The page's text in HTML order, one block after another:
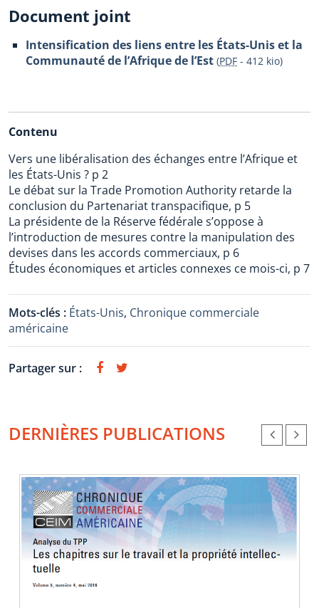
Document joint
Intensification des liens entre les États-Unis et la
Communauté de l’Afrique de l’Est (PDF - 412 kio)
Contenu
Vers une libéralisation des échanges entre l’Afrique et
les États-Unis ? p 2
Le débat sur la Trade Promotion Authority retarde la
conclusion du Partenariat transpacifique, p 5
La présidente de la Réserve fédérale s’oppose à
l’introduction de mesures contre la manipulation des
devises dans les accords commerciaux, p 6
Études économiques et articles connexes ce mois-ci, p 7
Mots-clés : États-Unis, Chronique commerciale
américaine
Partager sur :
DERNIÈRES PUBLICATIONS